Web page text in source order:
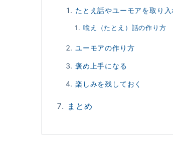
たとえ話やユーモアを取り入
喩え（たとえ）話の作り方
ユーモアの作り方
褒め上手になる
楽しみを残しておく
まとめ